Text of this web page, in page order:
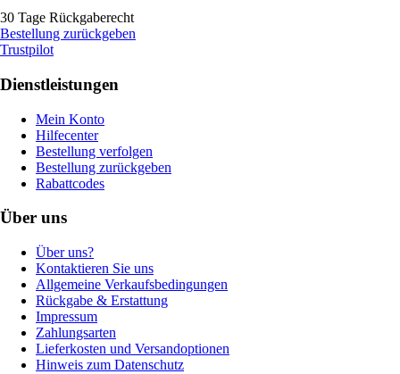
30 Tage Rückgaberecht
Bestellung zurückgeben
Trustpilot
Dienstleistungen
Mein Konto
Hilfecenter
Bestellung verfolgen
Bestellung zurückgeben
Rabattcodes
Über uns
Über uns?
Kontaktieren Sie uns
Allgemeine Verkaufsbedingungen
Rückgabe & Erstattung
Impressum
Zahlungsarten
Lieferkosten und Versandoptionen
Hinweis zum Datenschutz